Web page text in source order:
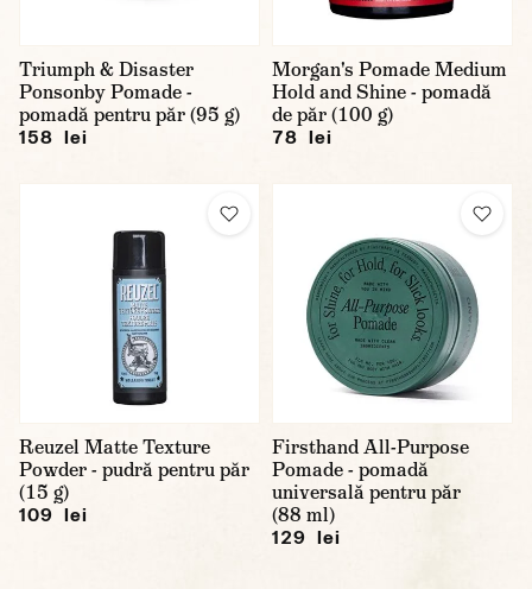
Triumph & Disaster
Ponsonby Pomade -
pomadă pentru păr (95 g)
158 lei
Morgan's Pomade Medium
Hold and Shine - pomadă
de păr (100 g)
78 lei
Reuzel Matte Texture
Powder - pudră pentru păr
(15 g)
109 lei
Firsthand All-Purpose
Pomade - pomadă
universală pentru păr
(88 ml)
129 lei